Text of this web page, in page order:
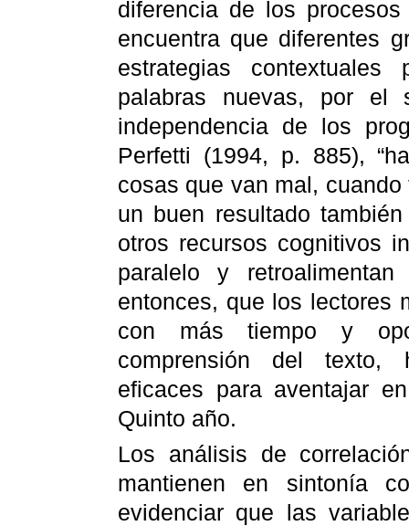
diferencia de los
encuentra que diferentes
estrategias
palabras nuevas, por el
independencia de los
Perfetti (1994, p. 885),
cosas que van mal,
un buen resultado
otros recursos cognitivos
paralelo y
entonces, que los lectores
con más tiempo y
comprensión del texto,
eficaces para aventajar
Quinto año.
Los análisis de
mantienen en sintonía
evidenciar que las